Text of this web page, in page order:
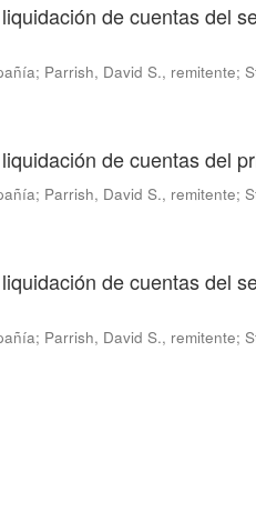
de cuentas del
; Parrish, David S., remitente;
de cuentas del
; Parrish, David S., remitente;
de cuentas del
; Parrish, David S., remitente;